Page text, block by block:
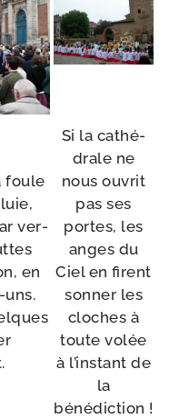
foule
ver­
en
Si la cathé­
drale ne
nous ouvrit
pas ses
portes, les
anges du
Ciel en firent
son­ner les
cloches à
toute volée
à l’instant de
la
bénédiction !